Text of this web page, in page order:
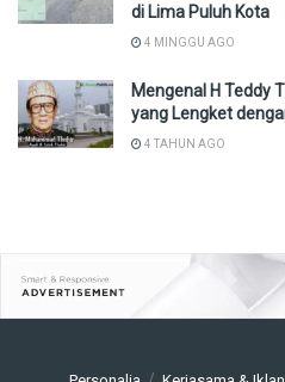
di Lima Puluh Kota
4 MINGGU AGO
Mengenal H Teddy
yang Lengket
4 TAHUN AGO